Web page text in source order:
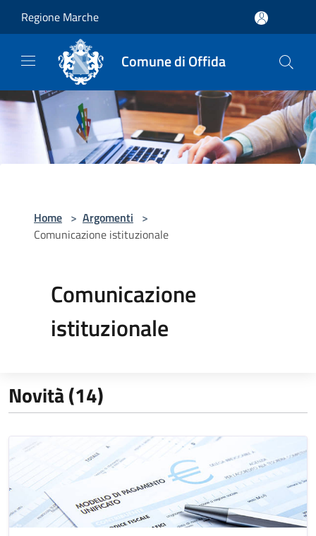
Regione Marche
Comune di Offida
Home > Argomenti >
Comunicazione istituzionale
Comunicazione
istituzionale
Novità (14)